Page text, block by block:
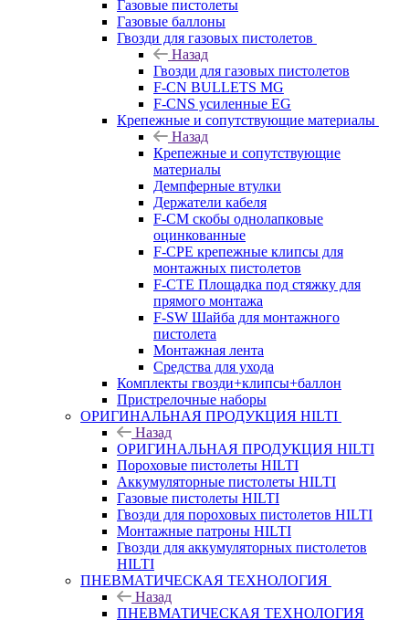
Газовые пистолеты
Газовые баллоны
Гвозди для газовых пистолетов
Назад
Гвозди для газовых пистолетов
F-CN BULLETS MG
F-CNS усиленные EG
Крепежные и сопутствующие материалы
Назад
Крепежные и сопутствующие
материалы
Демпферные втулки
Держатели кабеля
F-CM скобы однолапковые
оцинкованные
F-CPE крепежные клипсы для
монтажных пистолетов
F-CTE Площадка под стяжку для
прямого монтажа
F-SW Шайба для монтажного
пистолета
Монтажная лента
Средства для ухода
Комплекты гвозди+клипсы+баллон
Пристрелочные наборы
ОРИГИНАЛЬНАЯ ПРОДУКЦИЯ HILTI
Назад
ОРИГИНАЛЬНАЯ ПРОДУКЦИЯ HILTI
Пороховые пистолеты HILTI
Аккумуляторные пистолеты HILTI
Газовые пистолеты HILTI
Гвозди для пороховых пистолетов HILTI
Монтажные патроны HILTI
Гвозди для аккумуляторных пистолетов
HILTI
ПНЕВМАТИЧЕСКАЯ ТЕХНОЛОГИЯ
Назад
ПНЕВМАТИЧЕСКАЯ ТЕХНОЛОГИЯ